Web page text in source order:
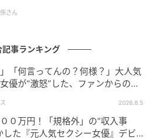
さん
記事ランキング
」「何言ってんの？何様？」大人気
優が“激怒”した、ファンからの
2026.8.5
０万円！「規格外」の“収入事
した『元人気セクシー女優』デビュ